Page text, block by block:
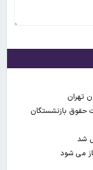
تهران
حقوق بازنشستگان
شد